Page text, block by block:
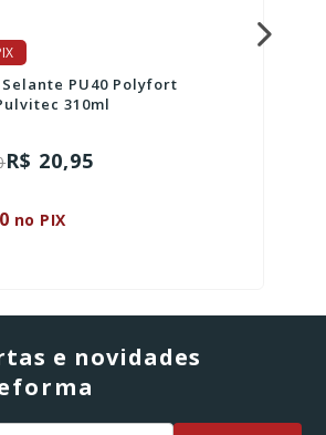
PU40 Polyfort
310ml
R$ 20,95
no PIX
e novidades